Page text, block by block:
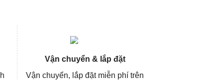
Vận chuyển & lắp đặt
Vận chuyển, lắp đặt miễn phí trên